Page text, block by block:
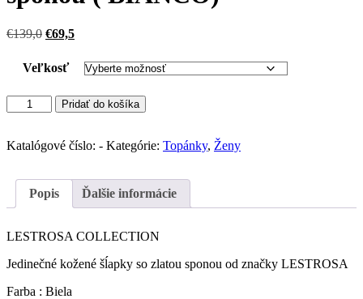
€139,0 Pôvodná
bola:
€139,0.
€69,5Aktuálna
je:
€69,5.
Veľkosť
množstvo
LESTROSA
šĺapky
BIANCO)
Pridať do košíka
Katalógové číslo: - Kategórie: Topánky, Ženy
Popis Ďalšie informácie
LESTROSA COLLECTION
Jedinečné kožené šĺapky so zlatou sponou od značky LESTROSA
Farba : Biela